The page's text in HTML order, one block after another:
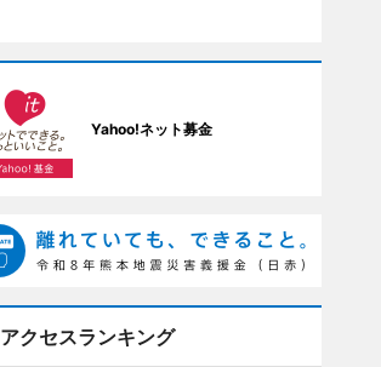
Yahoo!ネット募金
アクセスランキング